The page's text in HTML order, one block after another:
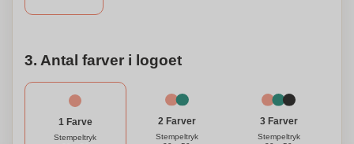
3. Antal farver i logoet
1 Farve
Stempeltryk
2 Farver
Stempeltryk
3 Farver
Stempeltryk